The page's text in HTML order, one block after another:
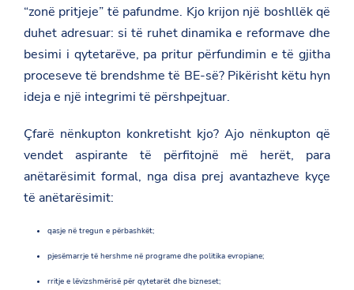
“zonë pritjeje” të pafundme. Kjo krijon një boshllëk që
duhet adresuar: si të ruhet dinamika e reformave dhe
besimi i qytetarëve, pa pritur përfundimin e të gjitha
proceseve të brendshme të BE-së? Pikërisht këtu hyn
ideja e një integrimi të përshpejtuar.
Çfarë nënkupton konkretisht kjo? Ajo nënkupton që
vendet aspirante të përfitojnë më herët, para
anëtarësimit formal, nga disa prej avantazheve kyçe
të anëtarësimit:
qasje në tregun e përbashkët;
pjesëmarrje të hershme në programe dhe politika evropiane;
rritje e lëvizshmërisë për qytetarët dhe bizneset;